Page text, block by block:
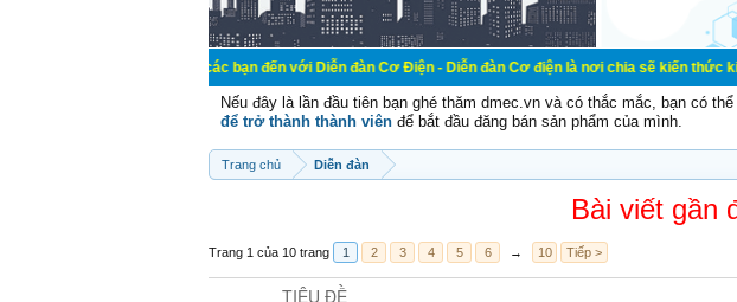
Chào mừng các bạn đến với Diễn đàn Cơ Điện - Diễn đàn Cơ điện là nơi chia sẽ kiến thức kinh
Nếu đây là lần đầu tiên bạn ghé thăm dmec.vn và có thắc mắc, bạn có thể
để trở thành thành viên để bắt đầu đăng bán sản phẩm của mình.
Trang chủ Diễn đàn
Bài viết gần
Trang 1 của 10 trang 1 2 3 4 5 6 → 10 Tiếp >
TIÊU ĐỀ